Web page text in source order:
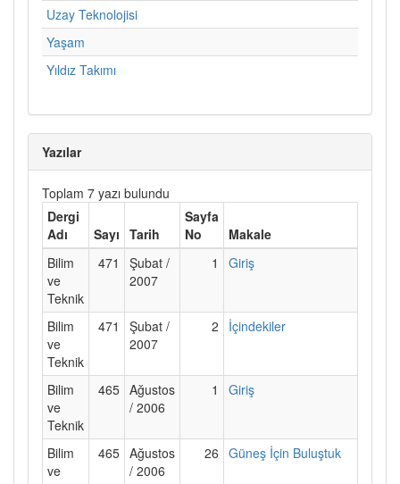
Uzay Teknolojisi
Yaşam
Yıldız Takımı
Yazılar
Toplam 7 yazı bulundu
Dergi
Adı
Sayı Tarih
Sayfa
No
Makale
Bilim
ve
Teknik
471
Şubat /
2007
1 Giriş
Bilim
ve
Teknik
471
Şubat /
2007
2 İçindekiler
Bilim
ve
Teknik
465 Ağustos
/ 2006
1 Giriş
Bilim
ve
465 Ağustos
/ 2006
26 Güneş İçin Buluştuk